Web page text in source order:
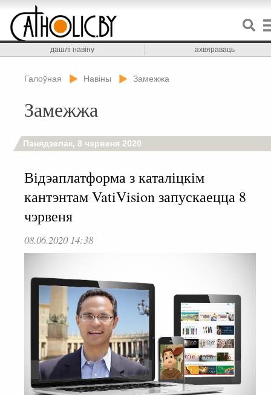
дашлі навіну ахвяраваць
Галоўная Навіны Замежжа
Замежжа
Панядзелак, 8 чэрвеня 2020
Відэаплатформа з каталіцкім
кантэнтам VatiVision запускаецца 8
чэрвеня
08.06.2020 14:38